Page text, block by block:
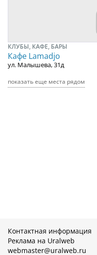
КЛУБЫ, КАФЕ, БАРЫ
Кафе Lamadjo
ул. Малышева, 31д
показать еще места рядом
Контактная информация
Реклама на Uralweb
webmaster@uralweb.ru